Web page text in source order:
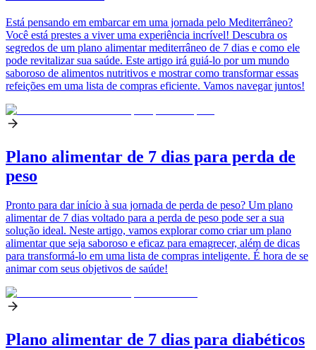
Está pensando em embarcar em uma jornada pelo Mediterrâneo?
Você está prestes a viver uma experiência incrível! Descubra os
segredos de um plano alimentar mediterrâneo de 7 dias e como ele
pode revitalizar sua saúde. Este artigo irá guiá-lo por um mundo
saboroso de alimentos nutritivos e mostrar como transformar essas
refeições em uma lista de compras eficiente. Vamos navegar juntos!
Plano alimentar de 7 dias para perda de
peso
Pronto para dar início à sua jornada de perda de peso? Um plano
alimentar de 7 dias voltado para a perda de peso pode ser a sua
solução ideal. Neste artigo, vamos explorar como criar um plano
alimentar que seja saboroso e eficaz para emagrecer, além de dicas
para transformá-lo em uma lista de compras inteligente. É hora de se
animar com seus objetivos de saúde!
Plano alimentar de 7 dias para diabéticos